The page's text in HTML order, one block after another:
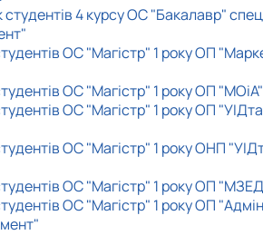
4 курсу ОС "Бакалавр"
ОС "Магістр" 1 року ОП
ОС "Магістр" 1 року ОП "МОіА"
ОС "Магістр" 1 року ОП "УІДта
ОС "Магістр" 1 року ОНП
ОС "Магістр" 1 року ОП
ОС "Магістр" 1 року ОП